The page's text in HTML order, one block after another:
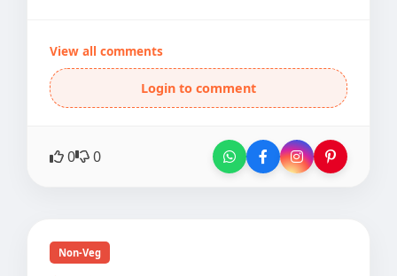
View all comments
Login to comment
0 0
Non-Veg